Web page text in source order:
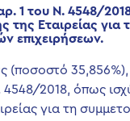
1 του Ν. 4548/
της Εταιρείας για
επιχειρήσεων.
(ποσοστό 35,856%),
2018, όπως
για τη